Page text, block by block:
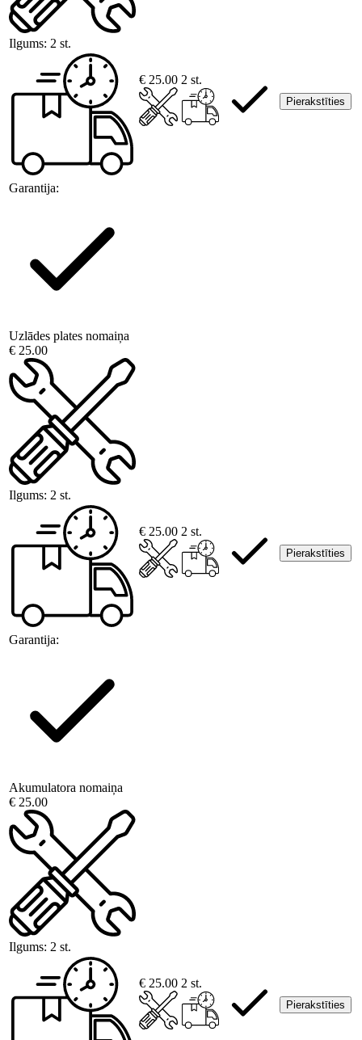
Ilgums: 2 st.
Garantija:
€ 25.00 2 st.
Pierakstīties
Uzlādes plates nomaiņa
€ 25.00
Ilgums: 2 st.
Garantija:
€ 25.00 2 st.
Pierakstīties
Akumulatora nomaiņa
€ 25.00
Ilgums: 2 st.
€ 25.00 2 st.
Pierakstīties